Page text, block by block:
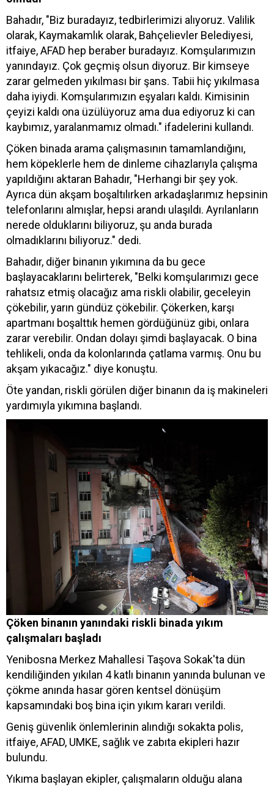
Bahadır, "Biz buradayız, tedbirlerimizi alıyoruz. Valilik
olarak, Kaymakamlık olarak, Bahçelievler Belediyesi,
itfaiye, AFAD hep beraber buradayız. Komşularımızın
yanındayız. Çok geçmiş olsun diyoruz. Bir kimseye
zarar gelmeden yıkılması bir şans. Tabii hiç yıkılmasa
daha iyiydi. Komşularımızın eşyaları kaldı. Kimisinin
çeyizi kaldı ona üzülüyoruz ama dua ediyoruz ki can
kaybımız, yaralanmamız olmadı." ifadelerini kullandı.
Çöken binada arama çalışmasının tamamlandığını,
hem köpeklerle hem de dinleme cihazlarıyla çalışma
yapıldığını aktaran Bahadır, "Herhangi bir şey yok.
Ayrıca dün akşam boşaltılırken arkadaşlarımız hepsinin
telefonlarını almışlar, hepsi arandı ulaşıldı. Ayrılanların
nerede olduklarını biliyoruz, şu anda burada
olmadıklarını biliyoruz." dedi.
Bahadır, diğer binanın yıkımına da bu gece
başlayacaklarını belirterek, "Belki komşularımızı gece
rahatsız etmiş olacağız ama riskli olabilir, geceleyin
çökebilir, yarın gündüz çökebilir. Çökerken, karşı
apartmanı boşalttık hemen gördüğünüz gibi, onlara
zarar verebilir. Ondan dolayı şimdi başlayacak. O bina
tehlikeli, onda da kolonlarında çatlama varmış. Onu bu
akşam yıkacağız." diye konuştu.
Öte yandan, riskli görülen diğer binanın da iş makineleri
yardımıyla yıkımına başlandı.
Çöken binanın yanındaki riskli binada yıkım
çalışmaları başladı
Yenibosna Merkez Mahallesi Taşova Sokak'ta dün
kendiliğinden yıkılan 4 katlı binanın yanında bulunan ve
çökme anında hasar gören kentsel dönüşüm
kapsamındaki boş bina için yıkım kararı verildi.
Geniş güvenlik önlemlerinin alındığı sokakta polis,
itfaiye, AFAD, UMKE, sağlık ve zabıta ekipleri hazır
bulundu.
Yıkıma başlayan ekipler, çalışmaların olduğu alana